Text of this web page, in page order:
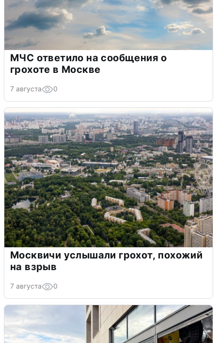
МЧС ответило на сообщения о
грохоте в Москве
7 августа 0
Москвичи услышали грохот, похожий
на взрыв
7 августа 0